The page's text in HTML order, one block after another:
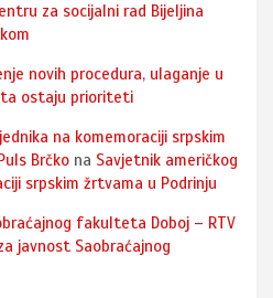
za socijalni rad Bijeljina
novih procedura, ulaganje u
ostaju prioriteti
na komemoraciji srpskim
Brčko na Savjetnik američkog
srpskim žrtvama u Podrinju
fakulteta Doboj – RTV
javnost Saobraćajnog